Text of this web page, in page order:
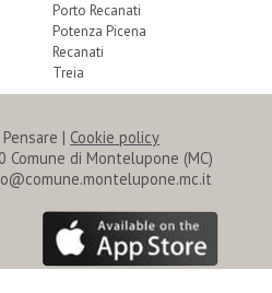
Porto Recanati
Potenza Picena
Recanati
Treia
| Cookie policy
Comune di Montelupone (MC)